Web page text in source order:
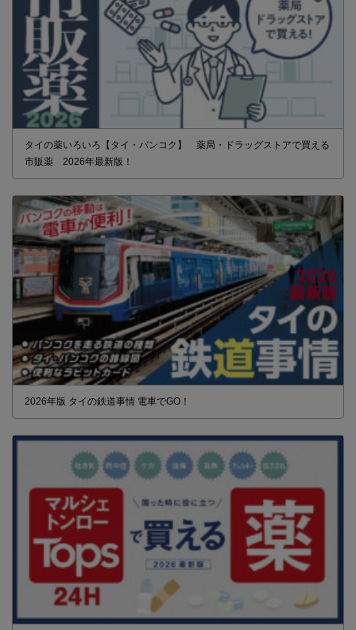
タイの薬いろいろ【タイ・バンコク】 薬局・ドラッグストアで買える
市販薬 2026年最新版！
2026年版 タイの鉄道事情 電車でGO！